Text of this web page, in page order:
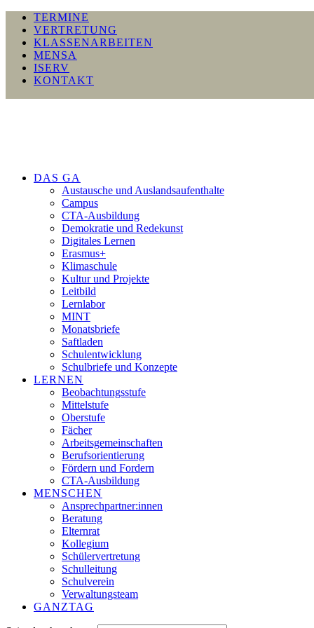
TERMINE
VERTRETUNG
KLASSENARBEITEN
MENSA
ISERV
KONTAKT
DAS GA
Austausche und Auslandsaufenthalte
Campus
CTA-Ausbildung
Demokratie und Redekunst
Digitales Lernen
Erasmus+
Klimaschule
Kultur und Projekte
Leitbild
Lernlabor
MINT
Monatsbriefe
Saftladen
Schulentwicklung
Schulbriefe und Konzepte
LERNEN
Beobachtungsstufe
Mittelstufe
Oberstufe
Fächer
Arbeitsgemeinschaften
Berufsorientierung
Fördern und Fordern
CTA-Ausbildung
MENSCHEN
Ansprechpartner:innen
Beratung
Elternrat
Kollegium
Schülervertretung
Schulleitung
Schulverein
Verwaltungsteam
GANZTAG